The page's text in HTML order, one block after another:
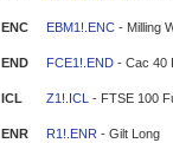
ENC EBM1!.ENC - Milling
END FCE1!.END - Cac 40
ICL Z1!.ICL - FTSE 100
ENR R1!.ENR - Gilt Long